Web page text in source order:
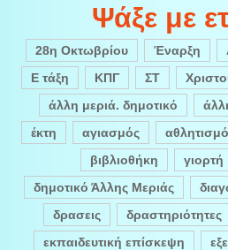
Ψάξε με
28η Οκτωβρίου Έναρξη
Ε τάξη
ΚΠΓ ΣΤ
άλλη μεριά. δημοτικό
έκτη
αγιασμός
βιβλιοθήκη
γιορτή
δημοτικό Άλλης Μεριάς
δρασεις
δραστηριότητες
εκπαιδευτική επίσκεψη